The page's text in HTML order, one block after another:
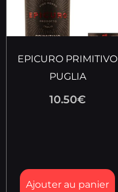
EPICURO PRIMITIVO
PUGLIA
10.50€
Ajouter au panier